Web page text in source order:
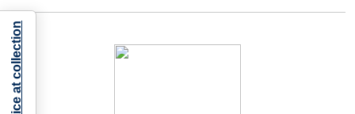
Notice at collection